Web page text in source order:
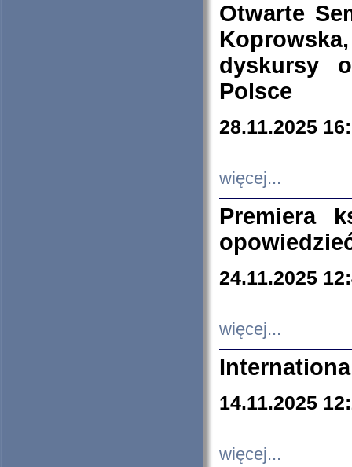
Otwarte
dyskursy
Polsce
28.11.2025
więcej...
Premiera
24.11.2025
więcej...
14.11.2025
więcej...